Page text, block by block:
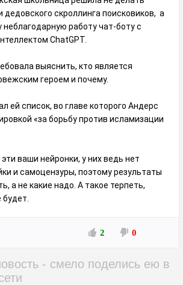
скроллинга поисковиков, а
неблагодарную работу чат-боту с
ChatGPT.
выяснить, кто является
героем и почему.
ей список, во главе которого Андерс
«за борьбу против исламизации
ваши нейронки, у них ведь нет
и самоцензуры, поэтому результаты
а не какие надо. А такое терпеть,
2 0
- смело поделись ею в